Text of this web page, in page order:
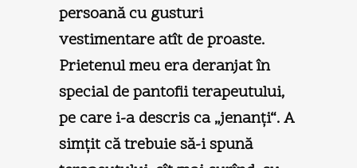
persoană cu gusturi
vestimentare atît de proaste.
Prietenul meu era deranjat în
special de pantofii terapeutului,
pe care i-a descris ca „jenanţi“. A
simţit că trebuie să-i spună